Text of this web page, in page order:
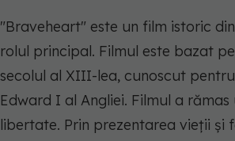
"Braveheart" este un film istoric
rolul principal. Filmul este bazat
secolul al XIII-lea, cunoscut
Edward I al Angliei. Filmul a
libertate. Prin prezentarea vieții și